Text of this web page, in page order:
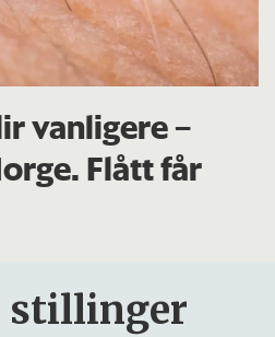
vanligere –
Flått får
stillinger